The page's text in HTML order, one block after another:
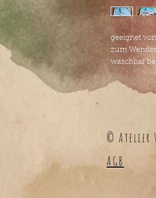
geeignet
zum
waschbar
© Atelier
AGB